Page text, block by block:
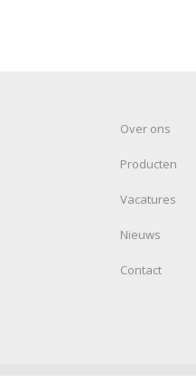
Over ons
Producten
Vacatures
Nieuws
Contact